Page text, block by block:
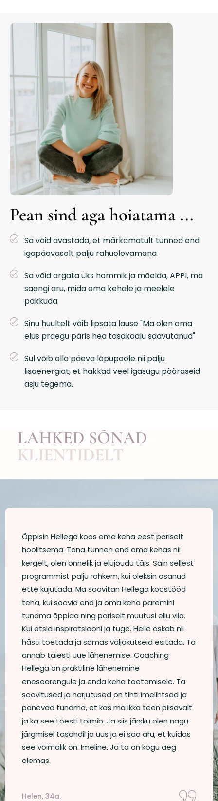
Pean sind aga hoiatama ...
Sa võid avastada, et märkamatult tunned end
igapäevaselt palju rahuolevamana
Sa võid ärgata üks hommik ja mõelda, APPI, ma
saangi aru, mida oma kehale ja meelele
pakkuda.
Sinu huultelt võib lipsata lause "Ma olen oma
elus praegu päris hea tasakaalu saavutanud"
Sul võib olla päeva lõpupoole nii palju
lisaenergiat, et hakkad veel igasugu pööraseid
asju tegema.
LAHKED SÕNAD
KLIENTIDELT
Õppisin Hellega koos oma keha eest päriselt
hoolitsema. Täna tunnen end oma kehas nii
kergelt, olen õnnelik ja elujõudu täis. Sain sellest
programmist palju rohkem, kui oleksin osanud
ette kujutada. Ma soovitan Hellega koostööd
teha, kui soovid end ja oma keha paremini
tundma õppida ning päriselt muutusi ellu viia.
Kui otsid inspiratsiooni ja tuge. Helle oskab nii
hästi toetada ja samas väljakutseid esitada. Ta
annab täiesti uue lähenemise. Coaching
Hellega on praktiline lähenemine
enesearengule ja enda keha toetamisele. Ta
soovitused ja harjutused on tihti imelihtsad ja
panevad tundma, et kas ma ikka teen piisavalt
ja ka see tõesti toimib. Ja siis järsku olen nagu
järgmisel tasandil ja uus ja ei saa aru, et kuidas
see võimalik on. Imeline. Ja ta on kogu aeg
olemas.
Helen, 34a.